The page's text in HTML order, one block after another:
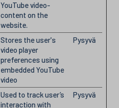
YouTube video-
content on the
website.
Stores the user's
video player
preferences using
embedded YouTube
video
Pysyvä
Used to track user’s
interaction with
Pysyvä